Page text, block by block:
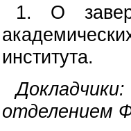
1. О
института.
отделением